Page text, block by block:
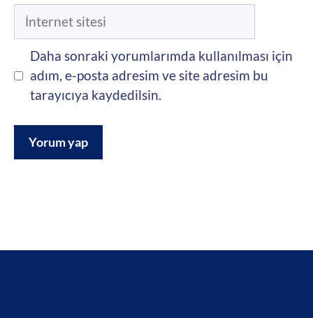
İnternet
Daha sonraki yorumlarımda kullanılması için
adım, e-posta adresim ve site adresim bu
tarayıcıya kaydedilsin.